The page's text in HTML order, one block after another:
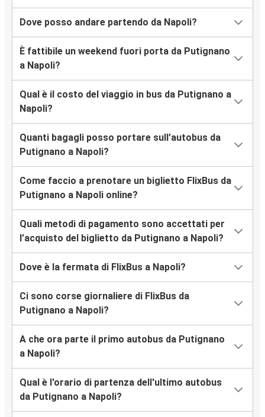
Dove posso andare partendo da Napoli?
È fattibile un weekend fuori porta da Putignano
a Napoli?
Qual è il costo del viaggio in bus da Putignano a
Napoli?
Quanti bagagli posso portare sull’autobus da
Putignano a Napoli?
Come faccio a prenotare un biglietto FlixBus da
Putignano a Napoli online?
Quali metodi di pagamento sono accettati per
l’acquisto del biglietto da Putignano a Napoli?
Dove è la fermata di FlixBus a Napoli?
Ci sono corse giornaliere di FlixBus da
Putignano a Napoli?
A che ora parte il primo autobus da Putignano
a Napoli?
Qual è l'orario di partenza dell'ultimo autobus
da Putignano a Napoli?